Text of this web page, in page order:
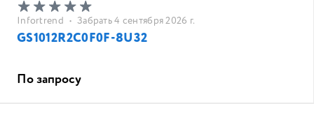
Infortrend • Забрать 4 сентября 2026 г.
GS1012R2C0F0F-8U32
По запросу